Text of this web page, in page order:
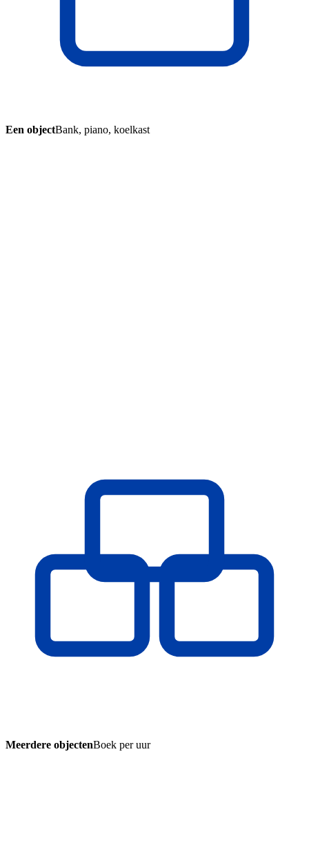
Een objectBank, piano, koelkast
Meerdere objectenBoek per uur